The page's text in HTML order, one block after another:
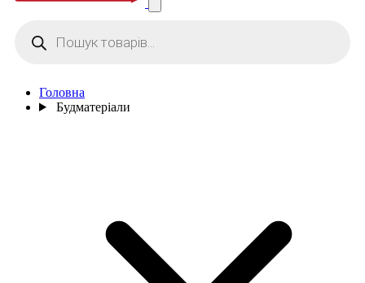
search
Головна
Будматеріали